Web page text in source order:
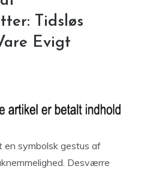
Tidsløs
Evigt
symbolsk gestus af
Desværre